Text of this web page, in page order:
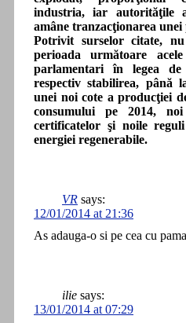
industria, iar autorităţile
amâne tranzacţionarea
Potrivit surselor citate,
perioada următoare
parlamentari în legea
respectiv stabilirea, până
unei noi cote a producţiei
consumului pe 2014,
certificatelor şi noile
energiei regenerabile.
VR says:
12/01/2014 at 21:36
As adauga-o si pe cea cu
ilie says:
13/01/2014 at 07:29